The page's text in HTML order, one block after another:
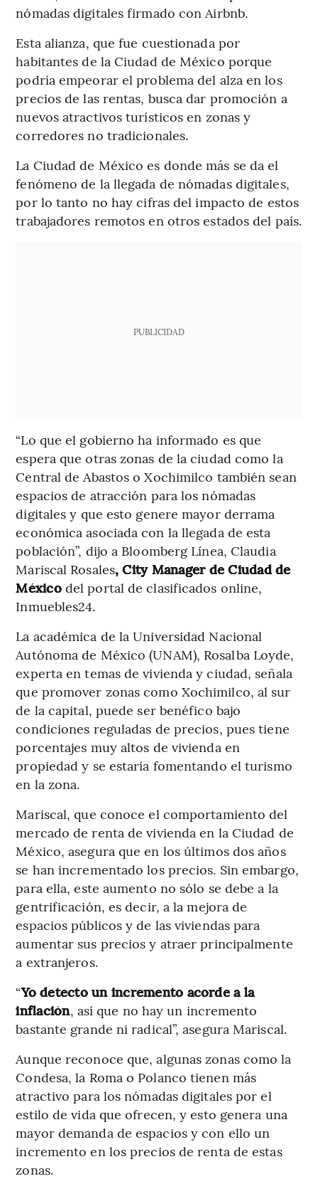
nómadas digitales firmado con Airbnb.
Esta alianza, que fue cuestionada por
habitantes de la Ciudad de México porque
podría empeorar el problema del alza en los
precios de las rentas, busca dar promoción a
nuevos atractivos turísticos en zonas y
corredores no tradicionales.
La Ciudad de México es donde más se da el
fenómeno de la llegada de nómadas digitales,
por lo tanto no hay cifras del impacto de estos
trabajadores remotos en otros estados del país.
PUBLICIDAD
“Lo que el gobierno ha informado es que
espera que otras zonas de la ciudad como la
Central de Abastos o Xochimilco también sean
espacios de atracción para los nómadas
digitales y que esto genere mayor derrama
económica asociada con la llegada de esta
población”, dijo a Bloomberg Línea, Claudia
Mariscal Rosales, City Manager de Ciudad de
Méxicodel portal de clasificados online,
Inmuebles24.
La académica de la Universidad Nacional
Autónoma de México (UNAM), Rosalba Loyde,
experta en temas de vivienda y ciudad, señala
que promover zonas como Xochimilco, al sur
de la capital, puede ser benéfico bajo
condiciones reguladas de precios, pues tiene
porcentajes muy altos de vivienda en
propiedad y se estaría fomentando el turismo
en la zona.
Mariscal, que conoce el comportamiento del
mercado de renta de vivienda en la Ciudad de
México, asegura que en los últimos dos años
se han incrementado los precios. Sin embargo,
para ella, este aumento no sólo se debe a la
gentrificación, es decir, a la mejora de
espacios públicos y de las viviendas para
aumentar sus precios y atraer principalmente
a extranjeros.
“Yo detecto un incremento acorde a la
inflación, así que no hay un incremento
bastante grande ni radical”, asegura Mariscal.
Aunque reconoce que, algunas zonas como la
Condesa, la Roma o Polanco tienen más
atractivo para los nómadas digitales por el
estilo de vida que ofrecen, y esto genera una
mayor demanda de espacios y con ello un
incremento en los precios de renta de estas
zonas.